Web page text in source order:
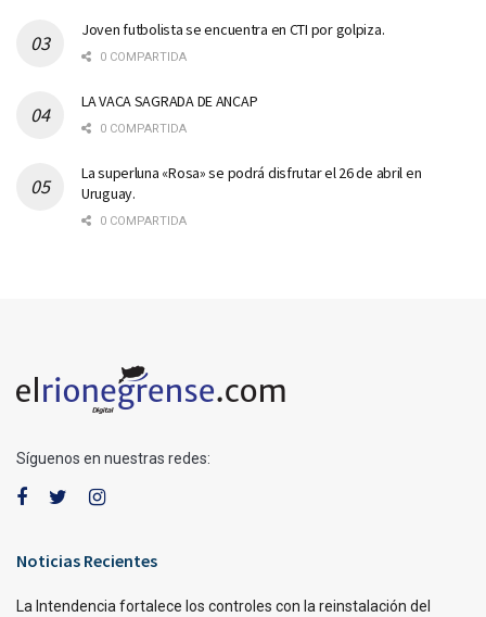
Joven futbolista se encuentra en CTI por golpiza.
0 COMPARTIDA
LA VACA SAGRADA DE ANCAP
0 COMPARTIDA
La superluna «Rosa» se podrá disfrutar el 26 de abril en
Uruguay.
0 COMPARTIDA
Síguenos en nuestras redes:
Noticias Recientes
La Intendencia fortalece los controles con la reinstalación del